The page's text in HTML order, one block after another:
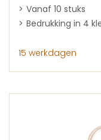
Vanaf 10 stuks
Bedrukking in 4
15 werkdagen